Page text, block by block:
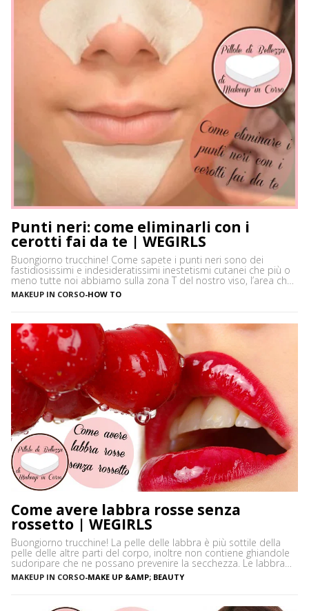
Punti neri: come eliminarli con i
cerotti fai da te | WEGIRLS
Buongiorno trucchine! Come sapete i punti neri sono dei
fastidiosissimi e indesideratissimi inestetismi cutanei che più o
meno tutte noi abbiamo sulla zona T del nostro viso, l’area che
è più spesso vittima di impurità e alterazioni del pH della pelle,
soprattutto se si ha la pelle grassa e non si usano prodotti
MAKEUP IN CORSO-HOW TO
Come avere labbra rosse senza
rossetto | WEGIRLS
Buongiorno trucchine! La pelle delle labbra è più sottile della
pelle delle altre parti del corpo, inoltre non contiene ghiandole
sudoripare che ne possano prevenire la secchezza. Le labbra
sono sensibili alle aggressioni ambientali e spesso possono
diventare scure o sbiadite soprattutto a causa dell’esposizione
MAKEUP IN CORSO-MAKE UP &AMP; BEAUTY